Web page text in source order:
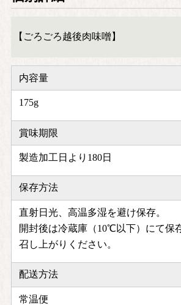
【ごろごろ越後肉味噌】
内容量
175g
賞味期限
製造加工日より180日
保存方法
直射日光、高温多湿を避け保存。
開封後は冷蔵庫（10℃以下）にて保
召し上がりください。
配送方法
常温便